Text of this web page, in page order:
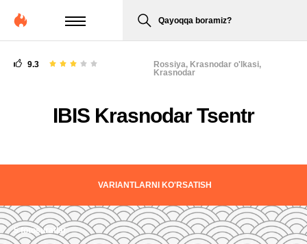
Qayoqqa boramiz?
9.3
IBIS Krasnodar Tsentr
Rossiya, Krasnodar o'lkasi,
Krasnodar
VARIANTLARNI KO'RSATISH
5 fotosuratlar